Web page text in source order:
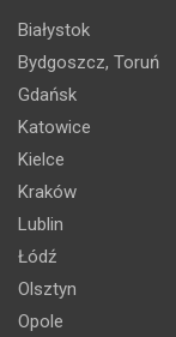
Białystok
Bydgoszcz, Toruń
Gdańsk
Katowice
Kielce
Kraków
Lublin
Łódź
Olsztyn
Opole